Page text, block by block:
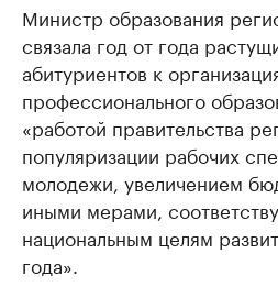
Министр образования
связала год от года
абитуриентов к
профессионального
«работой правительства
популяризации рабочих
молодежи, увеличением
иными мерами,
национальным целям
года».